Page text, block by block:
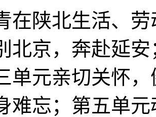
在陕北生活、
北京，奔赴延
单元亲切关怀
难忘；第五单